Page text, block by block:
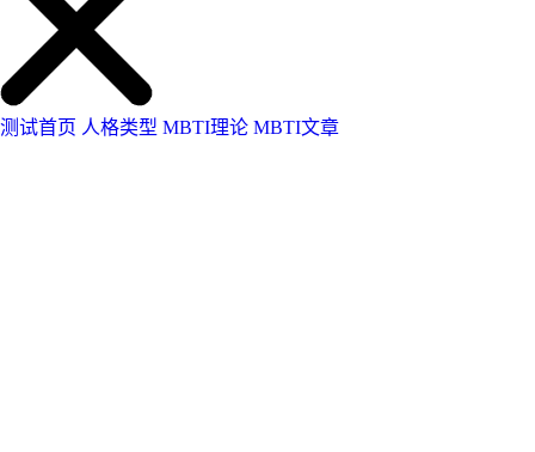
测试首页 人格类型 MBTI理论 MBTI文章